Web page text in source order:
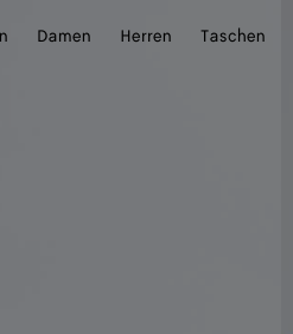
Damen Herren Taschen